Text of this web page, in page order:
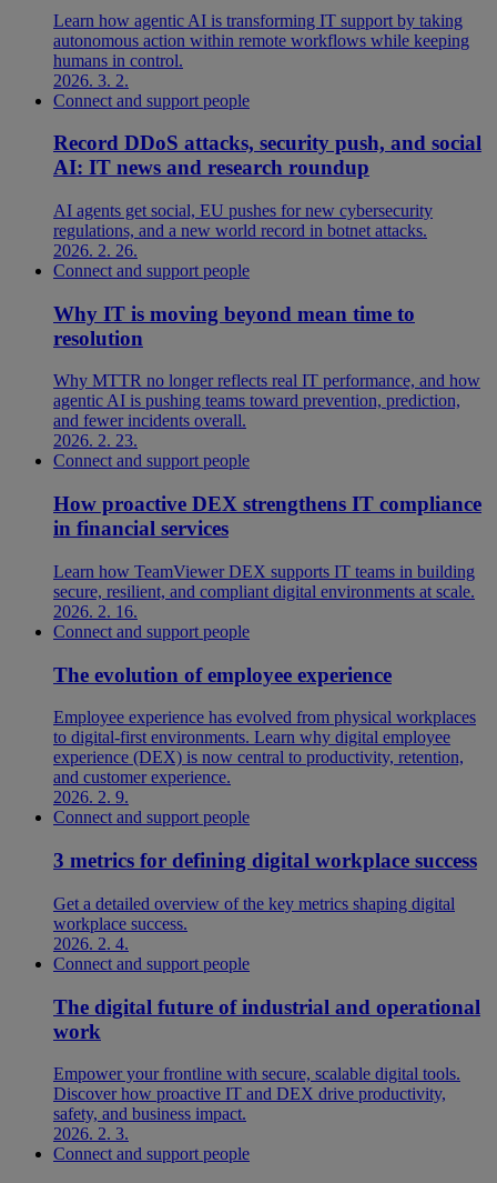
Learn how agentic AI is transforming IT support by taking
autonomous action within remote workflows while keeping
humans in control.
2026. 3. 2.
Connect and support people
Record DDoS attacks, security push, and social
AI: IT news and research roundup
AI agents get social, EU pushes for new cybersecurity
regulations, and a new world record in botnet attacks.
2026. 2. 26.
Connect and support people
Why IT is moving beyond mean time to
resolution
Why MTTR no longer reflects real IT performance, and how
agentic AI is pushing teams toward prevention, prediction,
and fewer incidents overall.
2026. 2. 23.
Connect and support people
How proactive DEX strengthens IT compliance
in financial services
Learn how TeamViewer DEX supports IT teams in building
secure, resilient, and compliant digital environments at scale.
2026. 2. 16.
Connect and support people
The evolution of employee experience
Employee experience has evolved from physical workplaces
to digital-first environments. Learn why digital employee
experience (DEX) is now central to productivity, retention,
and customer experience.
2026. 2. 9.
Connect and support people
3 metrics for defining digital workplace success
Get a detailed overview of the key metrics shaping digital
workplace success.
2026. 2. 4.
Connect and support people
The digital future of industrial and operational
work
Empower your frontline with secure, scalable digital tools.
Discover how proactive IT and DEX drive productivity,
safety, and business impact.
2026. 2. 3.
Connect and support people